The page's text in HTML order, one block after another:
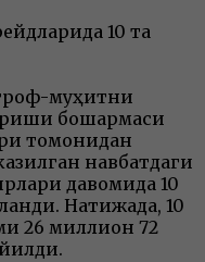
10 та
муҳитни
бошқармаси
томонидан
навбатдаги
давомида 10
Натижада, 10
26 миллион 72